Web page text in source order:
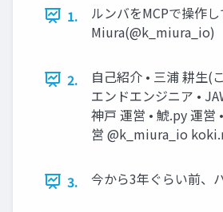
1.
ルンバをMCPで操作
Miura(@k_miura_io)
2.
自己紹介 • 三浦 耕生(
エンドエンジニア •
神戸 運営 • 鯱.py 運営
営 @k_miura_io
3. 今から3年ぐらい前、